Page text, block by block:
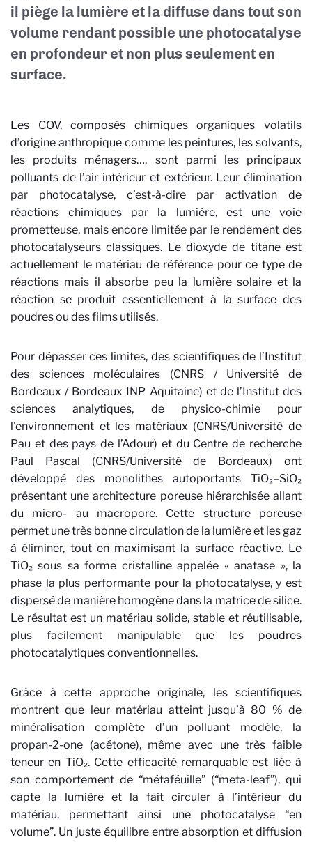
il piège la lumière et la diffuse dans tout son
volume rendant possible une photocatalyse
en profondeur et non plus seulement en
surface.
Les COV, composés chimiques organiques volatils
d’origine anthropique comme les peintures, les solvants,
les produits ménagers…, sont parmi les principaux
polluants de l’air intérieur et extérieur. Leur élimination
par photocatalyse, c’est-à-dire par activation de
réactions chimiques par la lumière, est une voie
prometteuse, mais encore limitée par le rendement des
photocatalyseurs classiques. Le dioxyde de titane est
actuellement le matériau de référence pour ce type de
réactions mais il absorbe peu la lumière solaire et la
réaction se produit essentiellement à la surface des
poudres ou des films utilisés.
Pour dépasser ces limites, des scientifiques de l’Institut
des sciences moléculaires (CNRS / Université de
Bordeaux / Bordeaux INP Aquitaine) et de l’Institut des
sciences analytiques, de physico-chimie pour
l'environnement et les matériaux (CNRS/Université de
Pau et des pays de l’Adour) et du Centre de recherche
Paul Pascal (CNRS/Université de Bordeaux) ont
développé des monolithes autoportants TiO₂–SiO₂
présentant une architecture poreuse hiérarchisée allant
du micro- au macropore. Cette structure poreuse
permet une très bonne circulation de la lumière et les gaz
à éliminer, tout en maximisant la surface réactive. Le
TiO₂ sous sa forme cristalline appelée « anatase », la
phase la plus performante pour la photocatalyse, y est
dispersé de manière homogène dans la matrice de silice.
Le résultat est un matériau solide, stable et réutilisable,
plus facilement manipulable que les poudres
photocatalytiques conventionnelles.
Grâce à cette approche originale, les scientifiques
montrent que leur matériau atteint jusqu’à 80 % de
minéralisation complète d’un polluant modèle, la
propan-2-one (acétone), même avec une très faible
teneur en TiO₂. Cette efficacité remarquable est liée à
son comportement de “métaféuille” (“meta-leaf”), qui
capte la lumière et la fait circuler à l’intérieur du
matériau, permettant ainsi une photocatalyse “en
volume”. Un juste équilibre entre absorption et diffusion